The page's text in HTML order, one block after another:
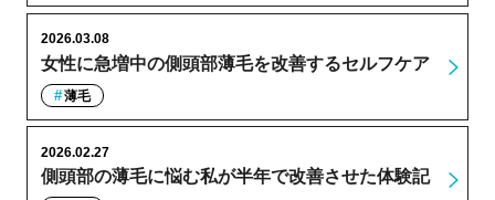
女性に急増中の側頭部薄毛を改善するセルフケア
2026.03.08
薄毛
側頭部の薄毛に悩む私が半年で改善させた体験記
2026.02.27